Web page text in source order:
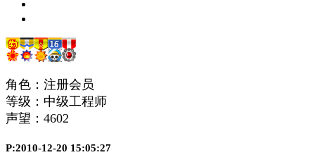
角色：注册会员
等级：中级工程师
声望： 4602
P:2010-12-20 15:05:27